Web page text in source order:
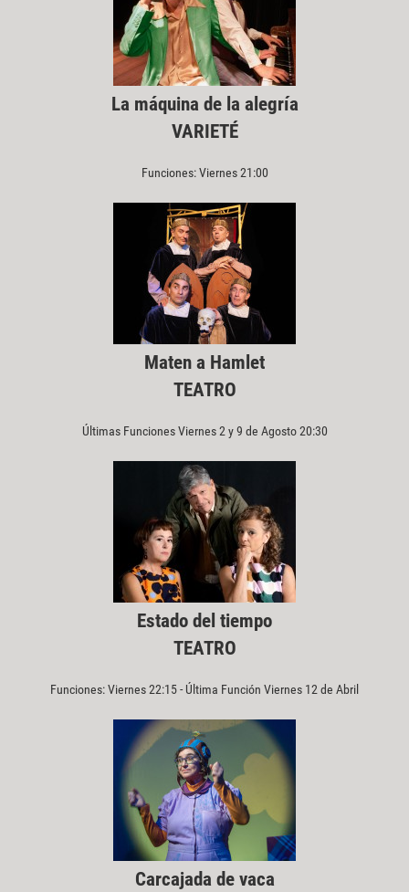
La máquina de la alegría
VARIETÉ
Funciones: Viernes 21:00
Maten a Hamlet
TEATRO
Últimas Funciones Viernes 2 y 9 de Agosto 20:30
Estado del tiempo
TEATRO
Funciones: Viernes 22:15 - Última Función Viernes 12 de Abril
Carcajada de vaca